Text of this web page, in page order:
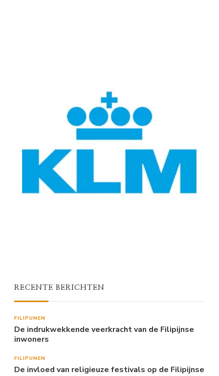
RECENTE BERICHTEN
FILIPIJNEN
De indrukwekkende veerkracht van de Filipijnse
inwoners
FILIPIJNEN
De invloed van religieuze festivals op de Filipijnse